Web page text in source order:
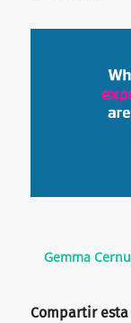
Gemma
Compartir